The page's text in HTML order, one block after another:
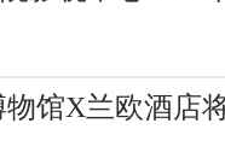
馆X兰欧酒店